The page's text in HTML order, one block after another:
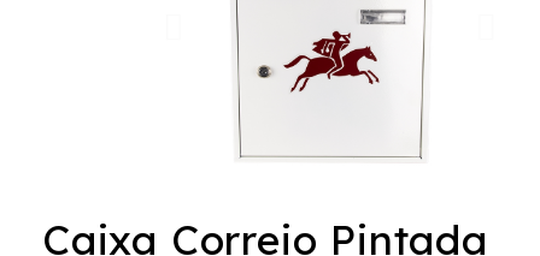
Caixa Correio Pintada